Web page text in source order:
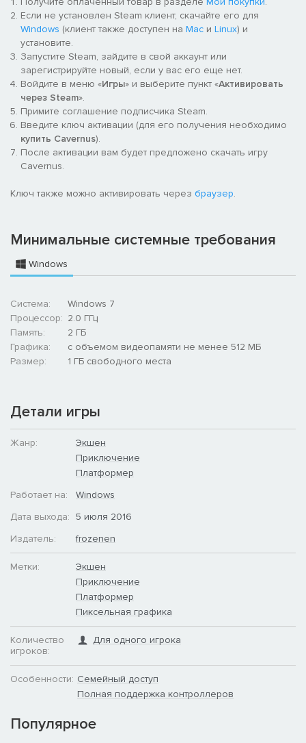
Если не установлен Steam клиент, скачайте его для
Windows (клиент также доступен на Mac и Linux) и
установите.
Запустите Steam, зайдите в свой аккаунт или
зарегистрируйте новый, если у вас его еще нет.
Войдите в меню «Игры» и выберите пункт «Активировать
через Steam».
Примите соглашение подписчика Steam.
Введите ключ активации (для его получения необходимо
купить Cavernus).
После активации вам будет предложено скачать игру
Cavernus.
Ключ также можно активировать через браузер.
Минимальные системные требования
Windows
Система:
Windows 7
Процессор: 2.0 ГГц
Память:
2 ГБ
Графика:
с объемом видеопамяти не менее 512 МБ
Размер:
1 ГБ свободного места
Детали игры
Жанр:
Экшен
Приключение
Платформер
Работает на:
Windows
Дата выхода: 5 июля 2016
Издатель:
frozenen
Метки:
Экшен
Приключение
Платформер
Пиксельная графика
Количество
игроков:
Для одного игрока
Особенности: Семейный доступ
Полная поддержка контроллеров
Популярное